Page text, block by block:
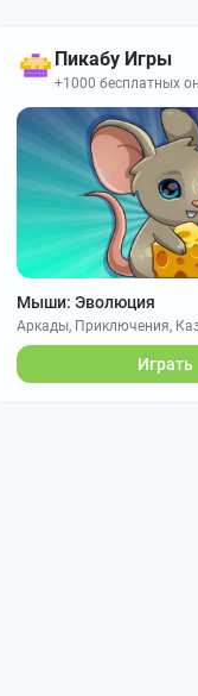
Пикабу Игры
+1000 бесплатных
Мыши: Эволюция
Аркады, Приключения,
Играть